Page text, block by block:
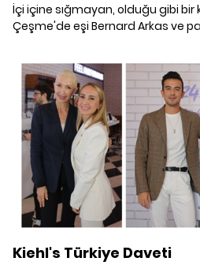
İçi içine sığmayan, olduğu gibi bir
Çeşme'de eşi Bernard Arkas ve
geldiğimiz Funda Arkas ile tıpkı
sohbet gerçekleştirdik.
Kiehl's Türkiye Daveti